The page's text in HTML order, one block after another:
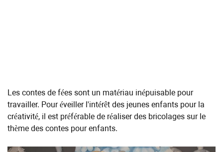
Les contes de fées sont un matériau inépuisable pour
travailler. Pour éveiller l'intérêt des jeunes enfants pour la
créativité, il est préférable de réaliser des bricolages sur le
thème des contes pour enfants.